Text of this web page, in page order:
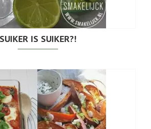
SUIKER IS SUIKER?!